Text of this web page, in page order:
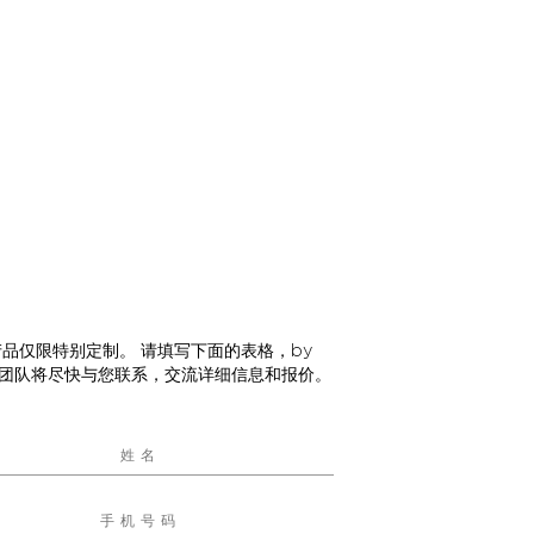
仅限特别定制。 请填写下面的表格，by
队将尽快与您联系，交流详细信息和报价。